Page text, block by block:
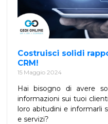
Costruisci solidi
CRM!
15 Maggio 2024
Hai bisogno di avere
informazioni sui tuoi
loro abitudini e informarli
e servizi?